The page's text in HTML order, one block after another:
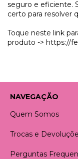
seguro e eficiente.
certo para resolver
Toque neste link
produto -> https://
NAVEGAÇÃO
Quem Somos
Trocas e
Perguntas